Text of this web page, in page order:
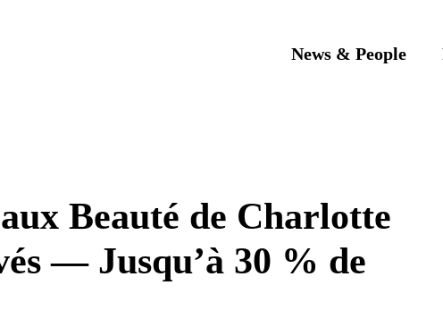
News & People
Beauté de Charlotte
— Jusqu’à 30 % de